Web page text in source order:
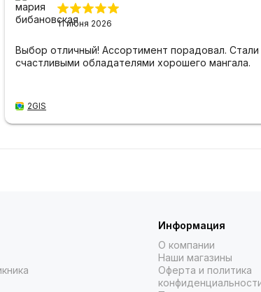
11 июня 2026
Выбор отличный! Ассортимент порадовал. Стали
счастливыми обладателями хорошего мангала.
2GIS
Информация
О компании
Наши магазины
Оферта и политика